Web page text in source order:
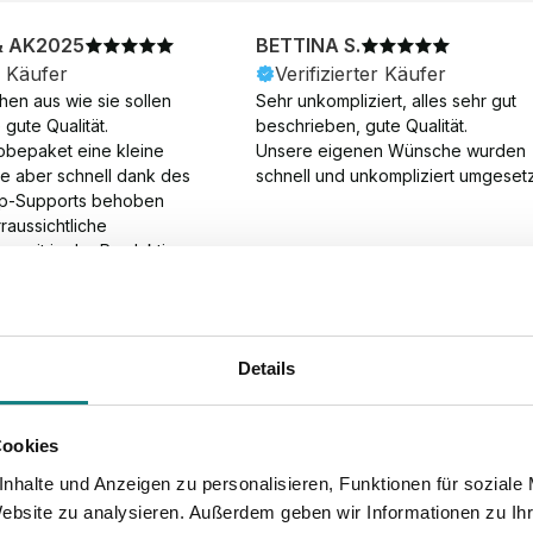
Details
und Anzeigen zu personalisieren, Funktionen für soziale
zu analysieren. Außerdem geben wir Informationen zu
AK2025
Käufer
aus wie sie sollen
Qualität.
eine kleine
aber schnell dank des
Supports behoben
in der Produktion
BETTINA S.
Verifizierter Käufer
Sehr unkompliziert, alles sehr gut
beschrieben, gute Qualität.
Unsere eigenen Wünsche wurden
schnell und unkompliziert